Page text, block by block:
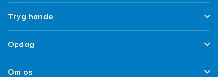
Ofte stillede spørgsmål
Spor min pakke
Levering
Fortryd & returner her
Tryg handel
Tilfredshedsgaranti
Kundeanmeldelser
Opdag
Top 100 fund
Om os